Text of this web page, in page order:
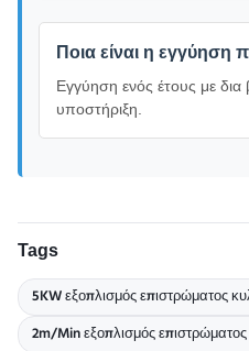
Ποια είναι η εγγύηση
Εγγύηση ενός έτους με δια
υποστήριξη.
Tags
5KW εξοπλισμός επιστρώματος
2m/Min εξοπλισμός